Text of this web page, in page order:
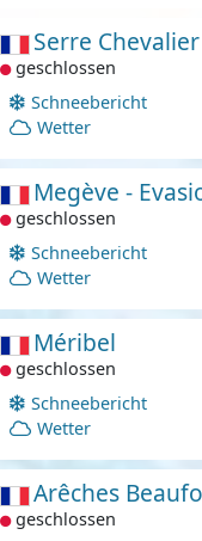
Serre
geschlossen
Schneebericht
Wetter
Megève -
geschlossen
Schneebericht
Wetter
Méribel
geschlossen
Schneebericht
Wetter
Arêches
geschlossen